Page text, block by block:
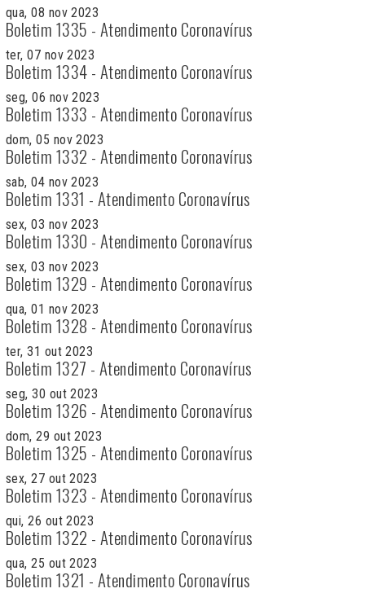
qua, 08 nov 2023
Boletim 1335 - Atendimento Coronavírus
ter, 07 nov 2023
Boletim 1334 - Atendimento Coronavírus
seg, 06 nov 2023
Boletim 1333 - Atendimento Coronavírus
dom, 05 nov 2023
Boletim 1332 - Atendimento Coronavírus
sab, 04 nov 2023
Boletim 1331 - Atendimento Coronavírus
sex, 03 nov 2023
Boletim 1330 - Atendimento Coronavírus
sex, 03 nov 2023
Boletim 1329 - Atendimento Coronavírus
qua, 01 nov 2023
Boletim 1328 - Atendimento Coronavírus
ter, 31 out 2023
Boletim 1327 - Atendimento Coronavírus
seg, 30 out 2023
Boletim 1326 - Atendimento Coronavírus
dom, 29 out 2023
Boletim 1325 - Atendimento Coronavírus
sex, 27 out 2023
Boletim 1323 - Atendimento Coronavírus
qui, 26 out 2023
Boletim 1322 - Atendimento Coronavírus
qua, 25 out 2023
Boletim 1321 - Atendimento Coronavírus